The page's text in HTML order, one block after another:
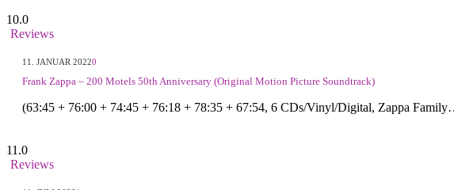
10.0
Reviews
11. JANUAR 20220
Frank Zappa – 200 Motels 50th Anniversary (Original Motion Picture Soundtrack)
(63:45 + 76:00 + 74:45 + 76:18 + 78:35 + 67:54, 6 CDs/Vinyl/Digital, Zappa
11.0
Reviews